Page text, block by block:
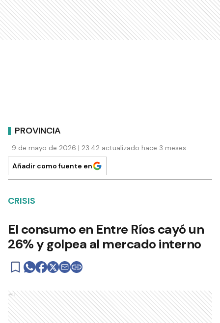
PROVINCIA
9 de mayo de 2026 | 23:42 actualizado hace 3 meses
Añadir como fuente en
CRISIS
El consumo en Entre Ríos cayó un
26% y golpea al mercado interno
Ads